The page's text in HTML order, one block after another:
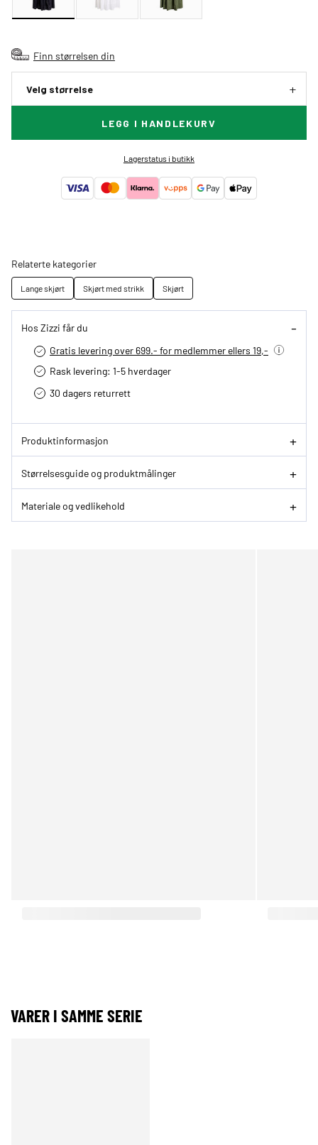
Finn størrelsen din
Velg størrelse
LEGG I HANDLEKURV
Lagerstatus i butikk
Relaterte kategorier
Lange skjørt Skjørt med strikk Skjørt
Hos Zizzi får du
Gratis levering over 699.- for medlemmer ellers 19,-
Rask levering: 1-5 hverdager
30 dagers returrett
Produktinformasjon
Størrelsesguide og produktmålinger
Materiale og vedlikehold
VARER I SAMME SERIE